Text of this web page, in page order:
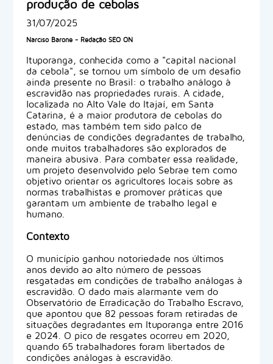
produção de cebolas
31/07/2025
Narciso Barone - Redação SEO ON
Ituporanga, conhecida como a "capital nacional
da cebola", se tornou um símbolo de um desafio
ainda presente no Brasil: o trabalho análogo à
escravidão nas propriedades rurais. A cidade,
localizada no Alto Vale do Itajaí, em Santa
Catarina, é a maior produtora de cebolas do
estado, mas também tem sido palco de
denúncias de condições degradantes de trabalho,
onde muitos trabalhadores são explorados de
maneira abusiva. Para combater essa realidade,
um projeto desenvolvido pelo Sebrae tem como
objetivo orientar os agricultores locais sobre as
normas trabalhistas e promover práticas que
garantam um ambiente de trabalho legal e
humano.
Contexto
O município ganhou notoriedade nos últimos
anos devido ao alto número de pessoas
resgatadas em condições de trabalho análogas à
escravidão. O dado mais alarmante vem do
Observatório de Erradicação do Trabalho Escravo,
que apontou que 82 pessoas foram retiradas de
situações degradantes em Ituporanga entre 2016
e 2024. O pico de resgates ocorreu em 2020,
quando 65 trabalhadores foram libertados de
condições análogas à escravidão.